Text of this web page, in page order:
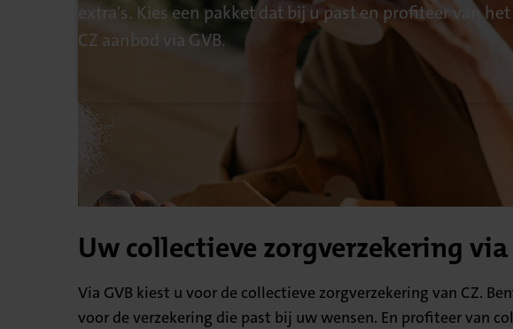
extra's. Kies een pakket dat bij u past en profiteer van het
CZ aanbod via GVB.
Uw collectieve zorgverzekering via
Via GVB kiest u voor de collectieve zorgverzekering van CZ.
voor de verzekering die past bij uw wensen. En profiteer van